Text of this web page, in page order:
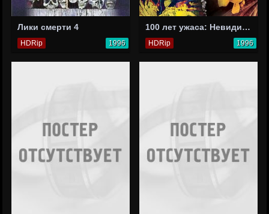
Лики смерти 4
HDRip 1996
100 лет ужаса: Невидимое зло
HDRip 1996